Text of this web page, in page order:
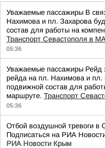
Уважаемые пассажиры В
Нахимова и пл. Захарова
состав для работы на
Транспорт Севастополя в
05:36
Уважаемые пассажиры Рейд
рейда на пл. Нахимова и пл.
подвижной состав для
маршруте. Транспорт
05:36
Отбой воздушной тревоги в
Подписаться на РИА
РИА Новости Крым